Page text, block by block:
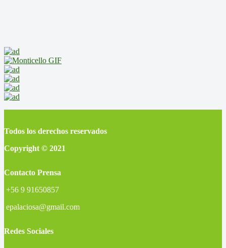
Todos los derechos reservados
Copyright © 2021
Contacto Prensa
+56 9 91650857
epalaciosa@gmail.com
Redes Sociales